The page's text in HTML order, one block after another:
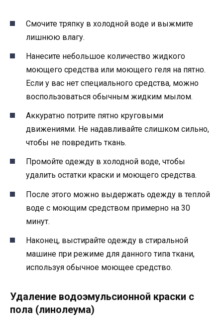
Смочите тряпку в холодной воде и выжмите
лишнюю влагу.
Нанесите небольшое количество жидкого
моющего средства или моющего геля на пятно.
Если у вас нет специального средства, можно
воспользоваться обычным жидким мылом.
Аккуратно потрите пятно круговыми
движениями. Не надавливайте слишком сильно,
чтобы не повредить ткань.
Промойте одежду в холодной воде, чтобы
удалить остатки краски и моющего средства.
После этого можно выдержать одежду в теплой
воде с моющим средством примерно на 30
минут.
Наконец, выстирайте одежду в стиральной
машине при режиме для данного типа ткани,
используя обычное моющее средство.
Удаление водоэмульсионной краски с
пола (линолеума)